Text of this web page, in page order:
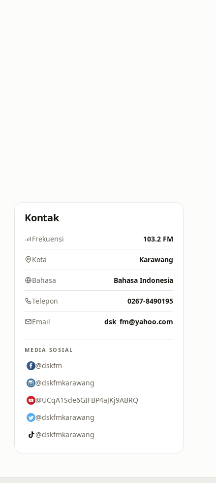
Kontak
Frekuensi 103.2 FM
Kota Karawang
Bahasa Bahasa Indonesia
Telepon 0267-8490195
Email dsk_fm@yahoo.com
MEDIA SOSIAL
@dskfm
@dskfmkarawang
@UCqA1Sde6GIFBP4aJKj9ABRQ
@dskfmkarawang
@dskfmkarawang